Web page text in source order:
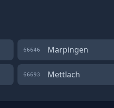
66646 Marpingen
66693 Mettlach